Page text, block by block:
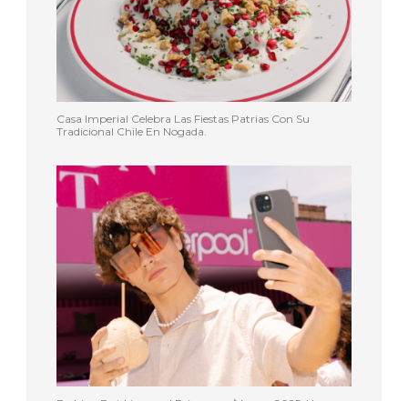
Casa Imperial Celebra Las Fiestas Patrias Con Su
Tradicional Chile En Nogada.